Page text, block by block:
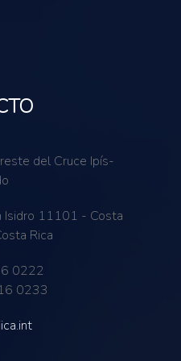
del Cruce Ipís-
Isidro 11101 - Costa
Rica
0222
0233